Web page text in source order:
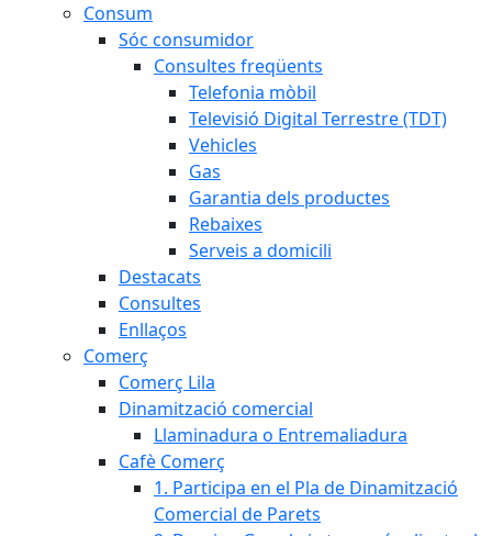
Consum
Sóc consumidor
Consultes freqüents
Telefonia mòbil
Televisió Digital Terrestre (TDT)
Vehicles
Gas
Garantia dels productes
Rebaixes
Serveis a domicili
Destacats
Consultes
Enllaços
Comerç
Comerç Lila
Dinamització comercial
Llaminadura o Entremaliadura
Cafè Comerç
1. Participa en el Pla de Dinamització
Comercial de Parets